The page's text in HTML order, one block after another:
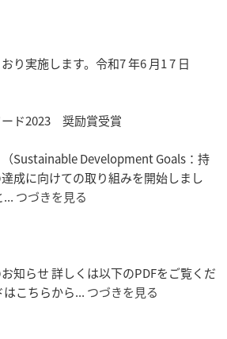
り実施します。令和7 年6 月1 7 日
ード2023 奨励賞受賞
Sustainable Development Goals：持
成に向けての取り組みを開始しまし
... つづきを見る
知らせ 詳しくは以下のPDFをご覧くだ
こちらから... つづきを見る